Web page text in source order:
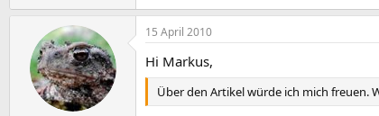
15 April 2010
Hi Markus,
Über den Artikel würde ich mich freuen.